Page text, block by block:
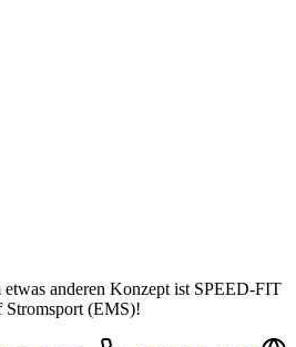
etwas anderen Konzept ist SPEED-FIT
Stromsport (EMS)!